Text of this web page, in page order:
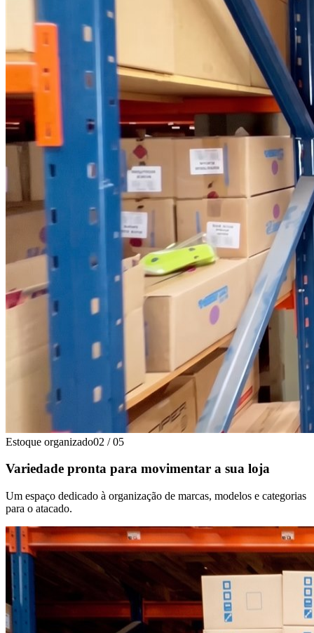
Estoque organizado02 / 05
Variedade pronta para movimentar a sua loja
Um espaço dedicado à organização de marcas, modelos e categorias
para o atacado.